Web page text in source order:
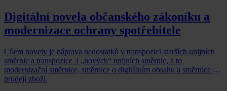
Digitální novela občanského zákoníku a
modernizace ochrany spotřebitele
Cílem novely je náprava nedostatků v transpozici starších unijních
směrnic a transpozice 3 „nových“ unijních směrnic, a to
modernizační směrnice, směrnice o digitálním obsahu a směrnice o
prodeji zboží.